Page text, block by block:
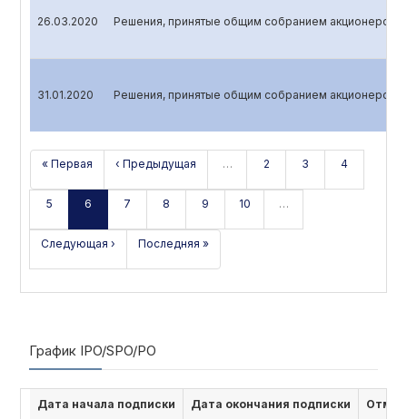
26.03.2020 Решения, принятые общим собранием акционеров
31.01.2020 Решения, принятые общим собранием акционеров
« Первая ‹ Предыдущая … 2 3 4
5 6 7 8 9 10 …
Следующая › Последняя »
График IPO/SPO/PO
Дата начала подписки Дата окончания подписки